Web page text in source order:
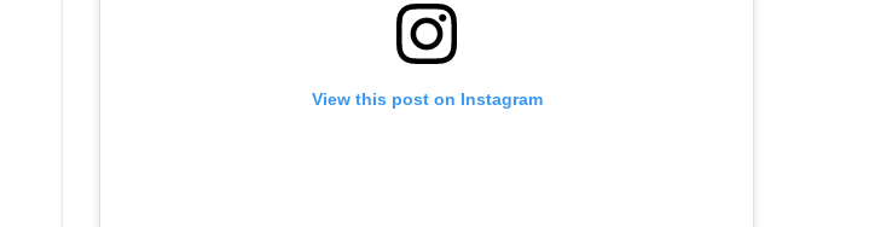
View this post on Instagram